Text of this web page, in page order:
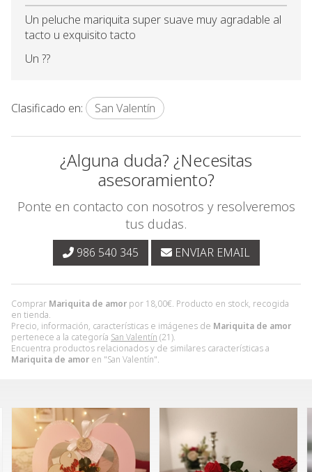
Comprar Mariquita de amor por 18,00€. Producto en stock, recogida
en tienda.
Precio, información, características e imágenes de Mariquita de amor
pertenece a la categoría San Valentín (21).
Encuentra productos relacionados y de similares características a
Mariquita de amor en "San Valentín".
Un peluche mariquita super suave muy agradable al
tacto u exquisito tacto
Un ??
Clasificado en: San Valentín
¿Alguna duda? ¿Necesitas
asesoramiento?
Ponte en contacto con nosotros y resolveremos
tus dudas.
986 540 345 ENVIAR EMAIL